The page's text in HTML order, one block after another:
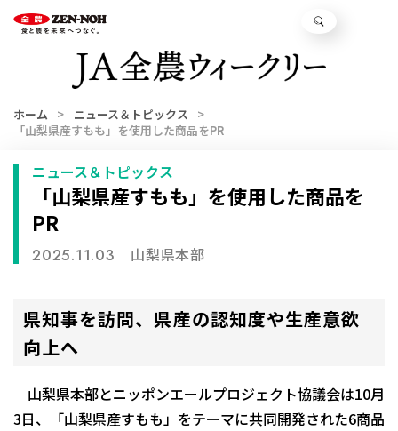
ホーム
ニュース＆トピックス
「山梨県産すもも」を使用した商品をPR
ニュース＆トピックス
「山梨県産すもも」を使用した商品を
PR
2025.11.03 山梨県本部
県知事を訪問、県産の認知度や生産意欲
向上へ
山梨県本部とニッポンエールプロジェクト協議会は10月
3日、「山梨県産すもも」をテーマに共同開発された6商品